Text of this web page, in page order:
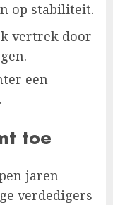
op stabiliteit.
vertrek door
een
toe
jaren
verdedigers